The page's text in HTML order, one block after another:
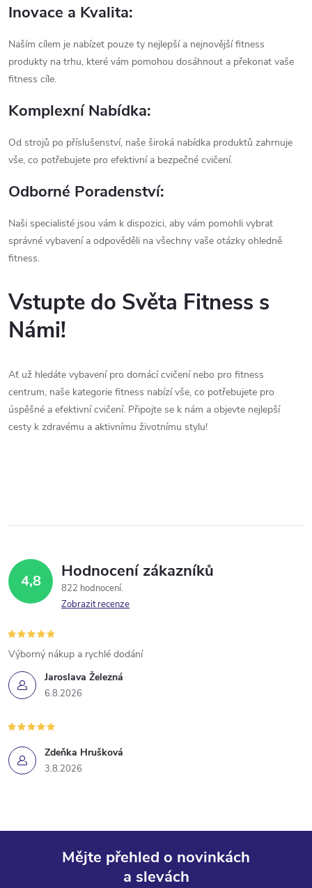
Inovace a Kvalita:
Naším cílem je nabízet pouze ty nejlepší a nejnovější fitness
produkty na trhu, které vám pomohou dosáhnout a překonat vaše
fitness cíle.
Komplexní Nabídka:
Od strojů po příslušenství, naše široká nabídka produktů zahrnuje
vše, co potřebujete pro efektivní a bezpečné cvičení.
Odborné Poradenství:
Naši specialisté jsou vám k dispozici, aby vám pomohli vybrat
správné vybavení a odpověděli na všechny vaše otázky ohledně
fitness.
Vstupte do Světa Fitness s
Námi!
Ať už hledáte vybavení pro domácí cvičení nebo pro fitness
centrum, naše kategorie fitness nabízí vše, co potřebujete pro
úspěšné a efektivní cvičení. Připojte se k nám a objevte nejlepší
cesty k zdravému a aktivnímu životnímu stylu!
4,8 Hodnocení zákazníků
822 hodnocení
Zobrazit recenze
Jaroslava Železná
6.8.2026
Výborný nákup a rychlé dodání
Zdeňka Hrušková
3.8.2026
Mějte přehled o novinkách
a slevách